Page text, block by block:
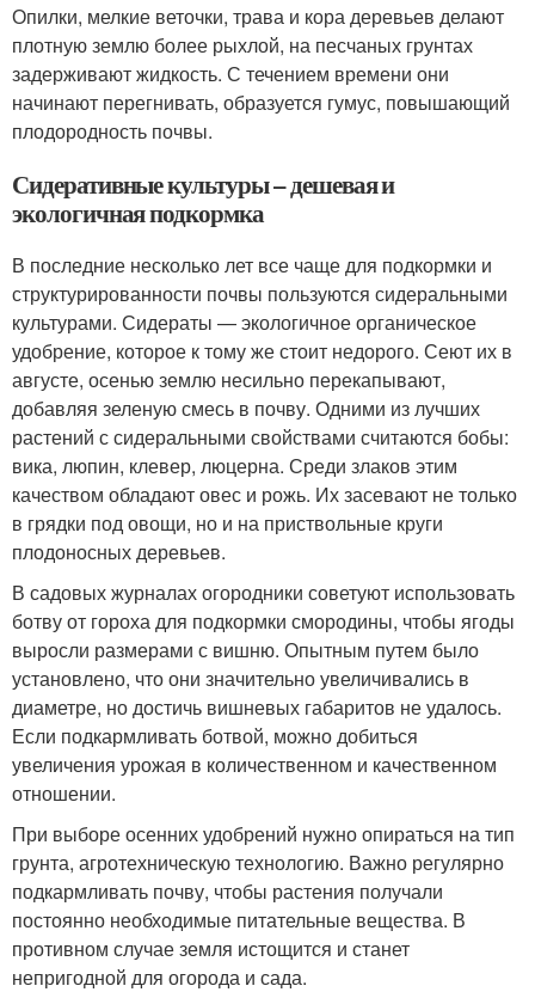
Опилки, мелкие веточки, трава и кора деревьев делают
плотную землю более рыхлой, на песчаных грунтах
задерживают жидкость. С течением времени они
начинают перегнивать, образуется гумус, повышающий
плодородность почвы.
Сидеративные культуры – дешевая и
экологичная подкормка
В последние несколько лет все чаще для подкормки и
структурированности почвы пользуются сидеральными
культурами. Сидераты — экологичное органическое
удобрение, которое к тому же стоит недорого. Сеют их в
августе, осенью землю несильно перекапывают,
добавляя зеленую смесь в почву. Одними из лучших
растений с сидеральными свойствами считаются бобы:
вика, люпин, клевер, люцерна. Среди злаков этим
качеством обладают овес и рожь. Их засевают не только
в грядки под овощи, но и на приствольные круги
плодоносных деревьев.
В садовых журналах огородники советуют использовать
ботву от гороха для подкормки смородины, чтобы ягоды
выросли размерами с вишню. Опытным путем было
установлено, что они значительно увеличивались в
диаметре, но достичь вишневых габаритов не удалось.
Если подкармливать ботвой, можно добиться
увеличения урожая в количественном и качественном
отношении.
При выборе осенних удобрений нужно опираться на тип
грунта, агротехническую технологию. Важно регулярно
подкармливать почву, чтобы растения получали
постоянно необходимые питательные вещества. В
противном случае земля истощится и станет
непригодной для огорода и сада.